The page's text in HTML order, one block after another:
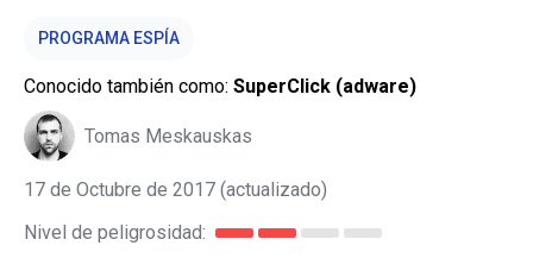
PROGRAMA ESPÍA
Conocido también como: SuperClick (adware)
Tomas Meskauskas
17 de Octubre de 2017 (actualizado)
Nivel de peligrosidad: